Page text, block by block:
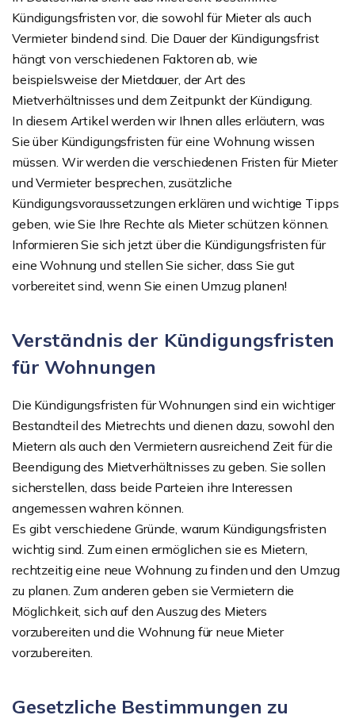
Kündigungsfristen vor, die sowohl für Mieter als auch
Vermieter bindend sind. Die Dauer der Kündigungsfrist
hängt von verschiedenen Faktoren ab, wie
beispielsweise der Mietdauer, der Art des
Mietverhältnisses und dem Zeitpunkt der Kündigung.
In diesem Artikel werden wir Ihnen alles erläutern, was
Sie über Kündigungsfristen für eine Wohnung wissen
müssen. Wir werden die verschiedenen Fristen für Mieter
und Vermieter besprechen, zusätzliche
Kündigungsvoraussetzungen erklären und wichtige Tipps
geben, wie Sie Ihre Rechte als Mieter schützen können.
Informieren Sie sich jetzt über die Kündigungsfristen für
eine Wohnung und stellen Sie sicher, dass Sie gut
vorbereitet sind, wenn Sie einen Umzug planen!
Verständnis der Kündigungsfristen
für Wohnungen
Die Kündigungsfristen für Wohnungen sind ein wichtiger
Bestandteil des Mietrechts und dienen dazu, sowohl den
Mietern als auch den Vermietern ausreichend Zeit für die
Beendigung des Mietverhältnisses zu geben. Sie sollen
sicherstellen, dass beide Parteien ihre Interessen
angemessen wahren können.
Es gibt verschiedene Gründe, warum Kündigungsfristen
wichtig sind. Zum einen ermöglichen sie es Mietern,
rechtzeitig eine neue Wohnung zu finden und den Umzug
zu planen. Zum anderen geben sie Vermietern die
Möglichkeit, sich auf den Auszug des Mieters
vorzubereiten und die Wohnung für neue Mieter
vorzubereiten.
Gesetzliche Bestimmungen zu